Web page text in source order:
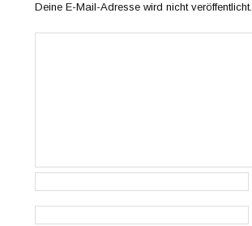
Deine E-Mail-Adresse wird nicht veröffentlicht.